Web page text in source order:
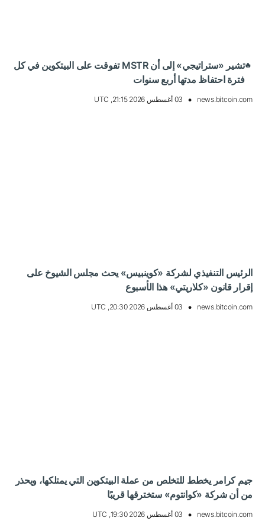
🔥
تشير «ستراتيجي» إلى أن MSTR تفوقت على البيتكوين في كل
فترة احتفاظ مدتها أربع سنوات
news.bitcoin.com 03 أغسطس 2026 21:15, UTC
الرئيس التنفيذي لشركة «كوينبيس» يحث مجلس الشيوخ على
إقرار قانون «كلاريتي» هذا الأسبوع
news.bitcoin.com 03 أغسطس 2026 20:30, UTC
جيم كرامر يخطط للتخلص من عملة البيتكوين التي يمتلكها، ويحذر
من أن شركة «كوانتوم» ستخترقها قريبًا
news.bitcoin.com 03 أغسطس 2026 19:30, UTC